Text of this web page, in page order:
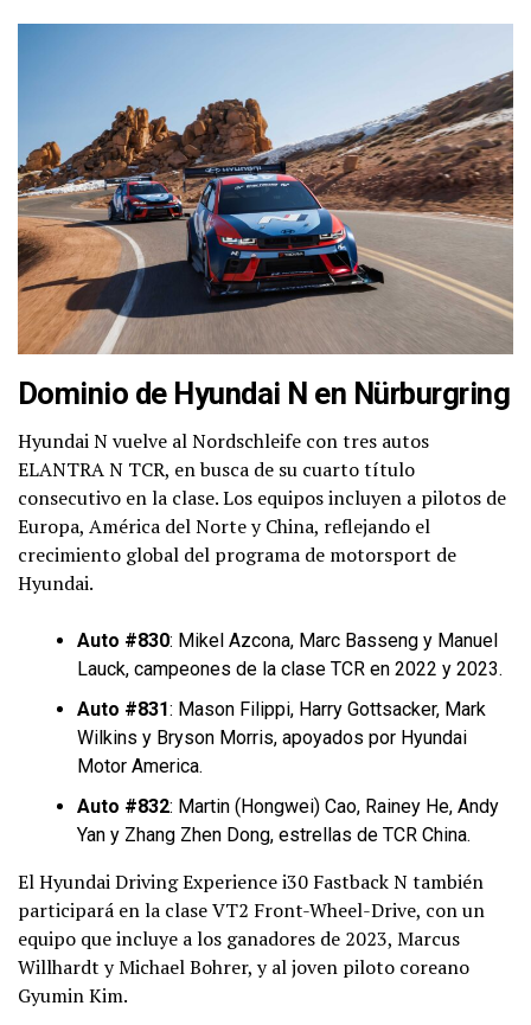
Dominio de Hyundai N en Nürburgring
Hyundai N vuelve al Nordschleife con tres autos
ELANTRA N TCR, en busca de su cuarto título
consecutivo en la clase. Los equipos incluyen a pilotos de
Europa, América del Norte y China, reflejando el
crecimiento global del programa de motorsport de
Hyundai.
Auto #830: Mikel Azcona, Marc Basseng y Manuel
Lauck, campeones de la clase TCR en 2022 y 2023.
Auto #831: Mason Filippi, Harry Gottsacker, Mark
Wilkins y Bryson Morris, apoyados por Hyundai
Motor America.
Auto #832: Martin (Hongwei) Cao, Rainey He, Andy
Yan y Zhang Zhen Dong, estrellas de TCR China.
El Hyundai Driving Experience i30 Fastback N también
participará en la clase VT2 Front-Wheel-Drive, con un
equipo que incluye a los ganadores de 2023, Marcus
Willhardt y Michael Bohrer, y al joven piloto coreano
Gyumin Kim.